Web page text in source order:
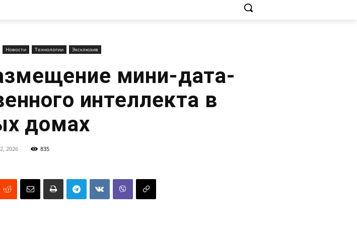
Новости Технологии Эксклюзив
мини-дата-
интеллекта в
домах
2026 835